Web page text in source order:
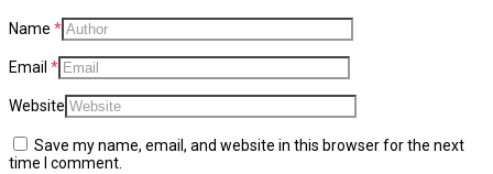
Name *
Email *
Website
Save my name, email, and website in this browser for the next
time I comment.